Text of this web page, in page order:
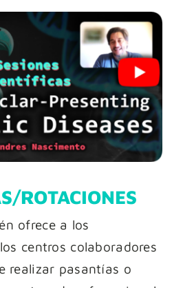
ROTACIONES
ofrece a los
centros colaboradores
realizar pasantías o